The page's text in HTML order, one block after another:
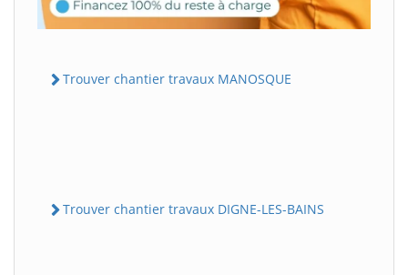
Trouver chantier travaux MANOSQUE
Trouver chantier travaux DIGNE-LES-BAINS